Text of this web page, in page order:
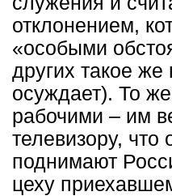
отклонением,
«особыми
других такое
осуждает). То
рабочими – им
телевизору, что
поднимают
цеху